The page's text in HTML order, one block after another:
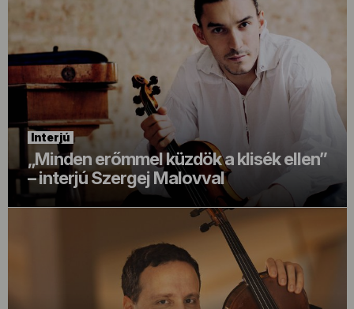
Interjú
„Minden erőmmel küzdök a klisék ellen”
– interjú Szergej Malovval